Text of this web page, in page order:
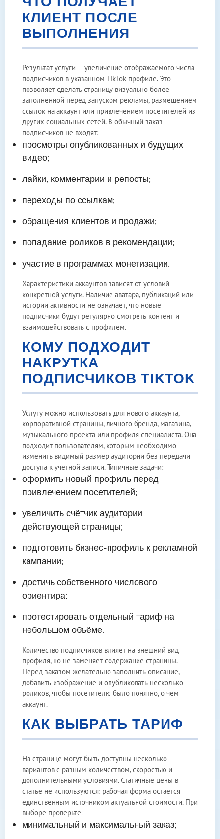
КЛИЕНТ ПОСЛЕ
ВЫПОЛНЕНИЯ
Результат услуги — увеличение отображаемого числа
подписчиков в указанном TikTok-профиле. Это
позволяет сделать страницу визуально более
заполненной перед запуском рекламы, размещением
ссылок на аккаунт или привлечением посетителей из
других социальных сетей. В обычный заказ
подписчиков не входят:
просмотры опубликованных и будущих
видео;
лайки, комментарии и репосты;
переходы по ссылкам;
обращения клиентов и продажи;
попадание роликов в рекомендации;
участие в программах монетизации.
Характеристики аккаунтов зависят от условий
конкретной услуги. Наличие аватара, публикаций или
истории активности не означает, что новые
подписчики будут регулярно смотреть контент и
взаимодействовать с профилем.
КОМУ ПОДХОДИТ
НАКРУТКА
ПОДПИСЧИКОВ TIKTOK
Услугу можно использовать для нового аккаунта,
корпоративной страницы, личного бренда, магазина,
музыкального проекта или профиля специалиста. Она
подходит пользователям, которым необходимо
изменить видимый размер аудитории без передачи
доступа к учётной записи. Типичные задачи:
оформить новый профиль перед
привлечением посетителей;
увеличить счётчик аудитории
действующей страницы;
подготовить бизнес-профиль к рекламной
кампании;
достичь собственного числового
ориентира;
протестировать отдельный тариф на
небольшом объёме.
Количество подписчиков влияет на внешний вид
профиля, но не заменяет содержание страницы.
Перед заказом желательно заполнить описание,
добавить изображение и опубликовать несколько
роликов, чтобы посетителю было понятно, о чём
аккаунт.
КАК ВЫБРАТЬ ТАРИФ
На странице могут быть доступны несколько
вариантов с разным количеством, скоростью и
дополнительными условиями. Статичные цены в
статье не используются: рабочая форма остаётся
единственным источником актуальной стоимости. При
выборе проверьте:
минимальный и максимальный заказ;